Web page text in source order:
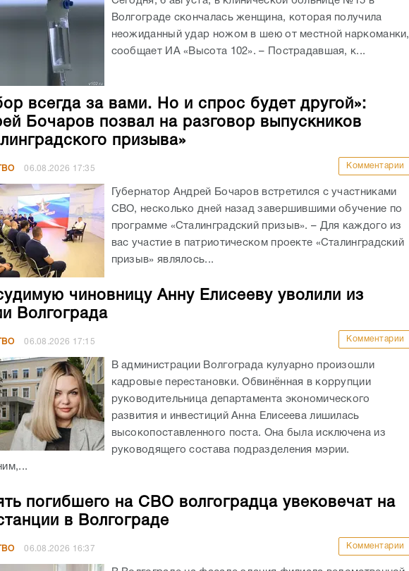
Волгограде скончалась женщина, которая получила
неожиданный удар ножом в шею от местной наркоманки,
сообщает ИА «Высота 102». – Пострадавшая, к...
всегда за вами. Но и спрос будет другой»:
Бочаров позвал на разговор выпускников
призыва»
06.08.2026 17:35 Комментарии
Губернатор Андрей Бочаров встретился с участниками
СВО, несколько дней назад завершившими обучение по
программе «Сталинградский призыв». – Для каждого из
вас участие в патриотическом проекте «Сталинградский
призыв» являлось...
чиновницу Анну Елисееву уволили из
Волгограда
06.08.2026 17:15 Комментарии
В администрации Волгограда кулуарно произошли
кадровые перестановки. Обвинённая в коррупции
руководительница департамента экономического
развития и инвестиций Анна Елисеева лишилась
высокопоставленного поста. Она была исключена из
руководящего состава подразделения мэрии.
погибшего на СВО волгоградца увековечат на
в Волгограде
06.08.2026 16:37 Комментарии